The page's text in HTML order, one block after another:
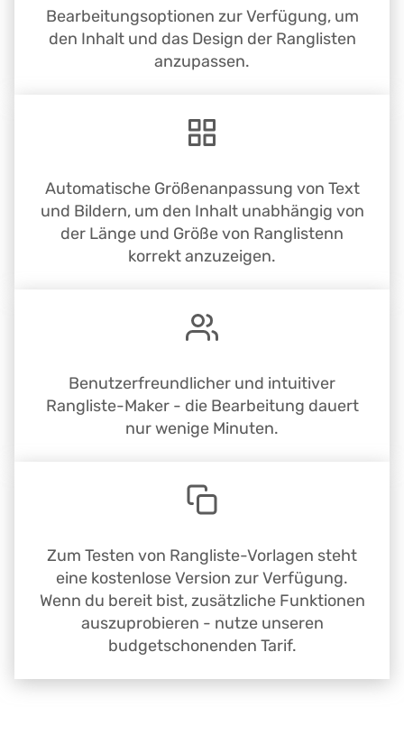
Bearbeitungsoptionen zur Verfügung, um
den Inhalt und das Design der Ranglisten
anzupassen.
Automatische Größenanpassung von Text
und Bildern, um den Inhalt unabhängig von
der Länge und Größe von Ranglistenn
korrekt anzuzeigen.
Benutzerfreundlicher und intuitiver
Rangliste-Maker - die Bearbeitung dauert
nur wenige Minuten.
Zum Testen von Rangliste-Vorlagen steht
eine kostenlose Version zur Verfügung.
Wenn du bereit bist, zusätzliche Funktionen
auszuprobieren - nutze unseren
budgetschonenden Tarif.